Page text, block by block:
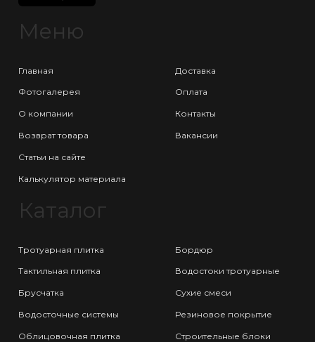
Меню
Главная
Фотогалерея
О компании
Возврат товара
Статьи на сайте
Калькулятор материала
Доставка
Оплата
Контакты
Вакансии
Каталог
Тротуарная плитка
Тактильная плитка
Брусчатка
Водосточные системы
Облицовочная плитка
Бордюр
Водостоки тротуарные
Сухие смеси
Резиновое покрытие
Строительные блоки